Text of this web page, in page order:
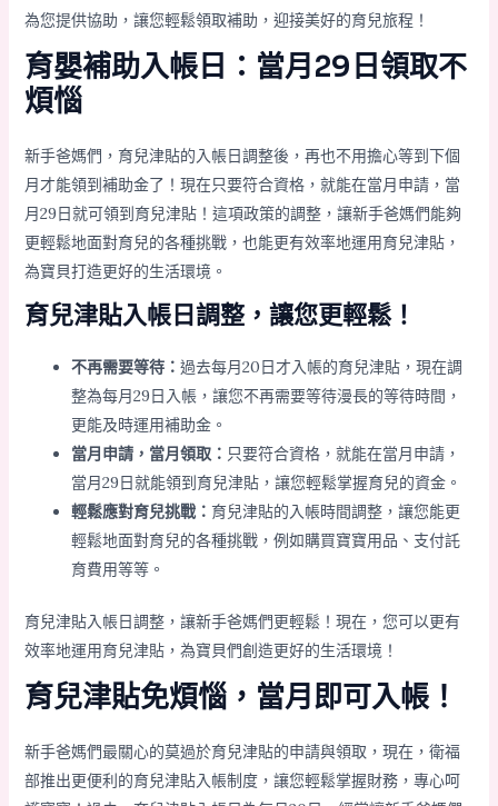
為您提供協助，讓您輕鬆領取補助，迎接美好的育兒旅程！
育嬰補助入帳日：當月29日領取不
煩惱
新手爸媽們，育兒津貼的入帳日調整後，再也不用擔心等到下個
月才能領到補助金了！現在只要符合資格，就能在當月申請，當
月29日就可領到育兒津貼！這項政策的調整，讓新手爸媽們能夠
更輕鬆地面對育兒的各種挑戰，也能更有效率地運用育兒津貼，
為寶貝打造更好的生活環境。
育兒津貼入帳日調整，讓您更輕鬆！
不再需要等待： 過去每月20日才入帳的育兒津貼，現在調
整為每月29日入帳，讓您不再需要等待漫長的等待時間，
更能及時運用補助金。
當月申請，當月領取： 只要符合資格，就能在當月申請，
當月29日就能領到育兒津貼，讓您輕鬆掌握育兒的資金。
輕鬆應對育兒挑戰： 育兒津貼的入帳時間調整，讓您能更
輕鬆地面對育兒的各種挑戰，例如購買寶寶用品、支付託
育費用等等。
育兒津貼入帳日調整，讓新手爸媽們更輕鬆！現在，您可以更有
效率地運用育兒津貼，為寶貝們創造更好的生活環境！
育兒津貼免煩惱，當月即可入帳！
新手爸媽們最關心的莫過於育兒津貼的申請與領取，現在，衛福
部推出更便利的育兒津貼入帳制度，讓您輕鬆掌握財務，專心呵